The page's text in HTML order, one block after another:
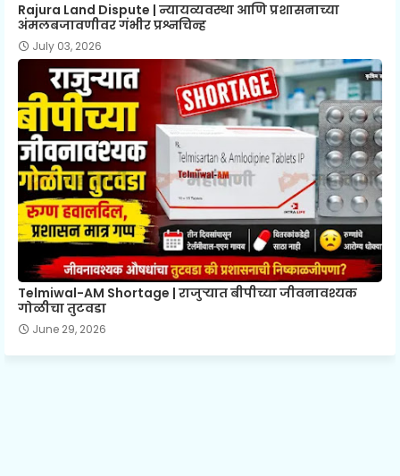
Rajura Land Dispute | न्यायव्यवस्था आणि प्रशासनाच्या
अंमलबजावणीवर गंभीर प्रश्नचिन्ह
July 03, 2026
Telmiwal-AM Shortage | राजुऱ्यात बीपीच्या जीवनावश्यक
गोळीचा तुटवडा
June 29, 2026